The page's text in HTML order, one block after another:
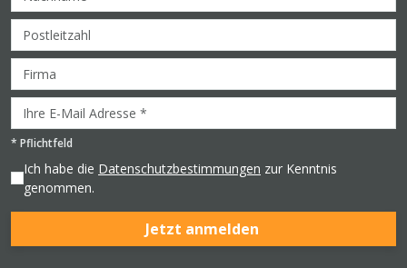
* Pflichtfeld
Ich habe die Datenschutzbestimmungen zur Kenntnis
genommen.
Jetzt anmelden